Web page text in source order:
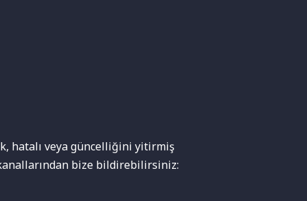
hatalı veya güncelliğini yitirmiş
bize bildirebilirsiniz: